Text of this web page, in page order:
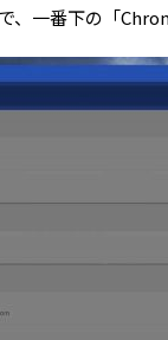
、一番下の「